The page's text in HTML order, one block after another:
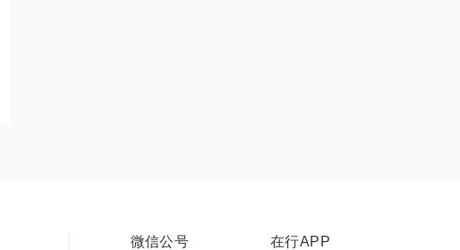
微信公号 在行APP